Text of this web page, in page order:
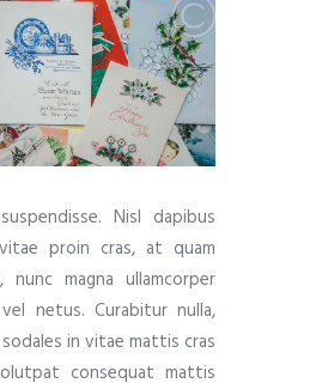
Nisl dapibus
proin cras, at quam
nunc magna ullamcorper
netus. Curabitur nulla,
in vitae mattis cras
consequat mattis